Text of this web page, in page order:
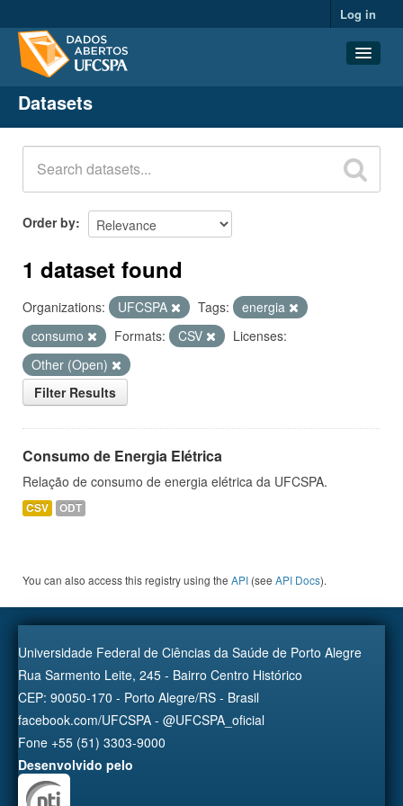
Log in
Datasets
Organizations
Groups
About
Datasets
Order by
1 dataset found
Organizations: UFCSPA Tags:
energia
consumo
Formats: CSV
Licenses:
Other (Open)
Filter Results
Consumo de Energia Elétrica
Relação de consumo de energia elétrica da UFCSPA.
CSV ODT
You can also access this registry using the API (see API Docs).
Universidade Federal de Ciências da Saúde de Porto Alegre
Rua Sarmento Leite, 245 - Bairro Centro Histórico
CEP: 90050-170 - Porto Alegre/RS - Brasil
facebook.com/UFCSPA - @UFCSPA_oficial
Fone +55 (51) 3303-9000
Desenvolvido pelo